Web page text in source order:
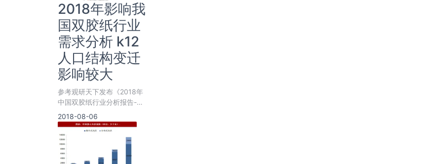
2018年影响我
国双胶纸行业
需求分析 k12
人口结构变迁
影响较大
参考观研天下发布《2018年
中国双胶纸行业分析报告-市
场深度分析与发展前景预测》
&nb
2018-08-06